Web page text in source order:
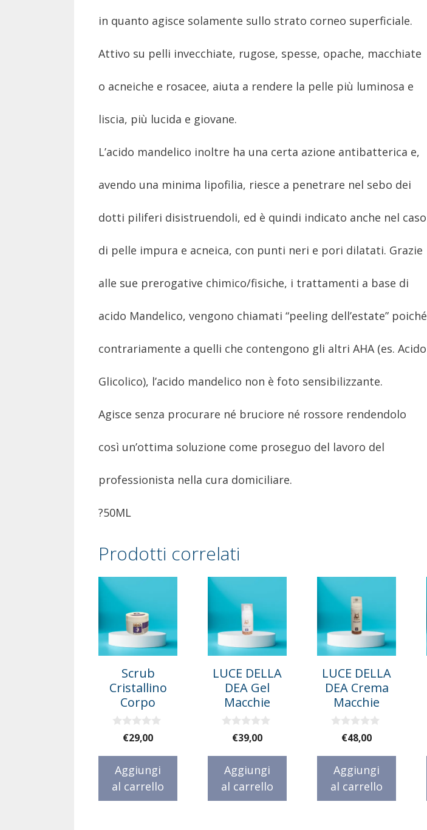
in quanto agisce solamente sullo strato corneo superficiale.
Attivo su pelli invecchiate, rugose, spesse, opache, macchiate
o acneiche e rosacee, aiuta a rendere la pelle più luminosa e
liscia, più lucida e giovane.
L’acido mandelico inoltre ha una certa azione antibatterica e,
avendo una minima lipofilia, riesce a penetrare nel sebo dei
dotti piliferi disistruendoli, ed è quindi indicato anche nel caso
di pelle impura e acneica, con punti neri e pori dilatati. Grazie
alle sue prerogative chimico/fisiche, i trattamenti a base di
acido Mandelico, vengono chiamati “peeling dell’estate” poiché
contrariamente a quelli che contengono gli altri AHA (es. Acido
Glicolico), l’acido mandelico non è foto sensibilizzante.
Agisce senza procurare né bruciore né rossore rendendolo
così un’ottima soluzione come proseguo del lavoro del
professionista nella cura domiciliare.
?50ML
Prodotti correlati
Scrub
Cristallino
Corpo
€29,00
Aggiungi
al carrello
LUCE DELLA
DEA Gel
Macchie
€39,00
Aggiungi
al carrello
LUCE DELLA
DEA Crema
Macchie
€48,00
Aggiungi
al carrello